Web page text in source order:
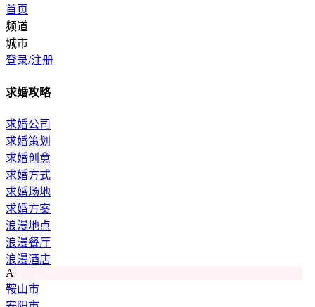
首页
频道
城市
登录/注册
求婚攻略
求婚公司
求婚策划
求婚创意
求婚方式
求婚场地
求婚方案
浪漫地点
浪漫餐厅
浪漫酒店
A
鞍山市